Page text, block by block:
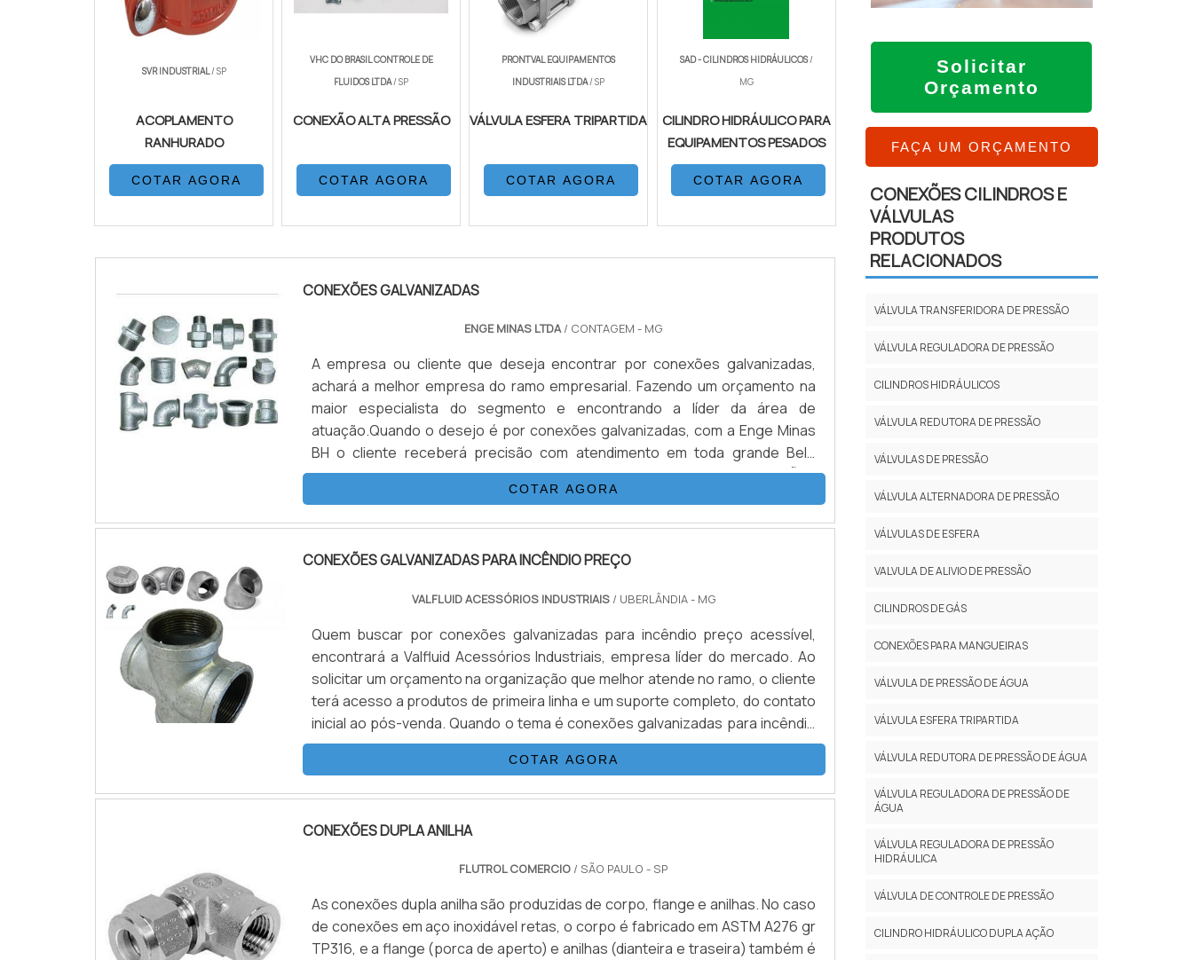
SVR INDUSTRIAL/ SP
ACOPLAMENTO
RANHURADO
COTAR AGORA
VHC DO BRASIL CONTROLE DE
FLUIDOS LTDA/ SP
CONEXÃO ALTA PRESSÃO
COTAR AGORA
PRONTVAL EQUIPAMENTOS
INDUSTRIAIS LTDA/ SP
VÁLVULA ESFERA TRIPARTIDA
COTAR AGORA
SAD - CILINDROS HIDRÁULICOS/
MG
CILINDRO HIDRÁULICO PARA
EQUIPAMENTOS PESADOS
COTAR AGORA
CONEXÕES GALVANIZADAS
ENGE MINAS LTDA/ CONTAGEM - MG
A empresa ou cliente que deseja encontrar por conexões galvanizadas,
achará a melhor empresa do ramo empresarial. Fazendo um orçamento na
maior especialista do segmento e encontrando a líder da área de
atuação.Quando o desejo é por conexões galvanizadas, com a Enge Minas
BH o cliente receberá precisão com atendimento em toda grande Belo
Horizonte e em todo o Estado.UM POUCO MAIS SOBRE CONEXÕES
GALVANIZADASA Enge Minas BH canaliza sua en...
COTAR AGORA
CONEXÕES GALVANIZADAS PARA INCÊNDIO PREÇO
VALFLUID ACESSÓRIOS INDUSTRIAIS / UBERLÂNDIA - MG
Quem buscar por conexões galvanizadas para incêndio preço acessível,
encontrará a Valfluid Acessórios Industriais, empresa líder do mercado. Ao
solicitar um orçamento na organização que melhor atende no ramo, o cliente
terá acesso a produtos de primeira linha e um suporte completo, do contato
inicial ao pós-venda. Quando o tema é conexões galvanizadas para incêndio
preço justo, com a melhor mão de obra da Valfluid Acessórios Industriais...
COTAR AGORA
CONEXÕES DUPLA ANILHA
FLUTROL COMERCIO / SÃO PAULO - SP
As conexões dupla anilha são produzidas de corpo, flange e anilhas. No caso
de conexões em aço inoxidável retas, o corpo é fabricado em ASTM A276 gr
TP316, e a flange (porca de aperto) e anilhas (dianteira e traseira) também é
Solicitar
Orçamento
FAÇA UM ORÇAMENTO
CONEXÕES CILINDROS E
VÁLVULAS
PRODUTOS
RELACIONADOS
VÁLVULA TRANSFERIDORA DE PRESSÃO
VÁLVULA REGULADORA DE PRESSÃO
CILINDROS HIDRÁULICOS
VÁLVULA REDUTORA DE PRESSÃO
VÁLVULAS DE PRESSÃO
VÁLVULA ALTERNADORA DE PRESSÃO
VÁLVULAS DE ESFERA
VALVULA DE ALIVIO DE PRESSÃO
CILINDROS DE GÁS
CONEXÕES PARA MANGUEIRAS
VÁLVULA DE PRESSÃO DE ÁGUA
VÁLVULA ESFERA TRIPARTIDA
VÁLVULA REDUTORA DE PRESSÃO DE ÁGUA
VÁLVULA REGULADORA DE PRESSÃO DE
ÁGUA
VÁLVULA REGULADORA DE PRESSÃO
HIDRÁULICA
VÁLVULA DE CONTROLE DE PRESSÃO
CILINDRO HIDRÁULICO DUPLA AÇÃO